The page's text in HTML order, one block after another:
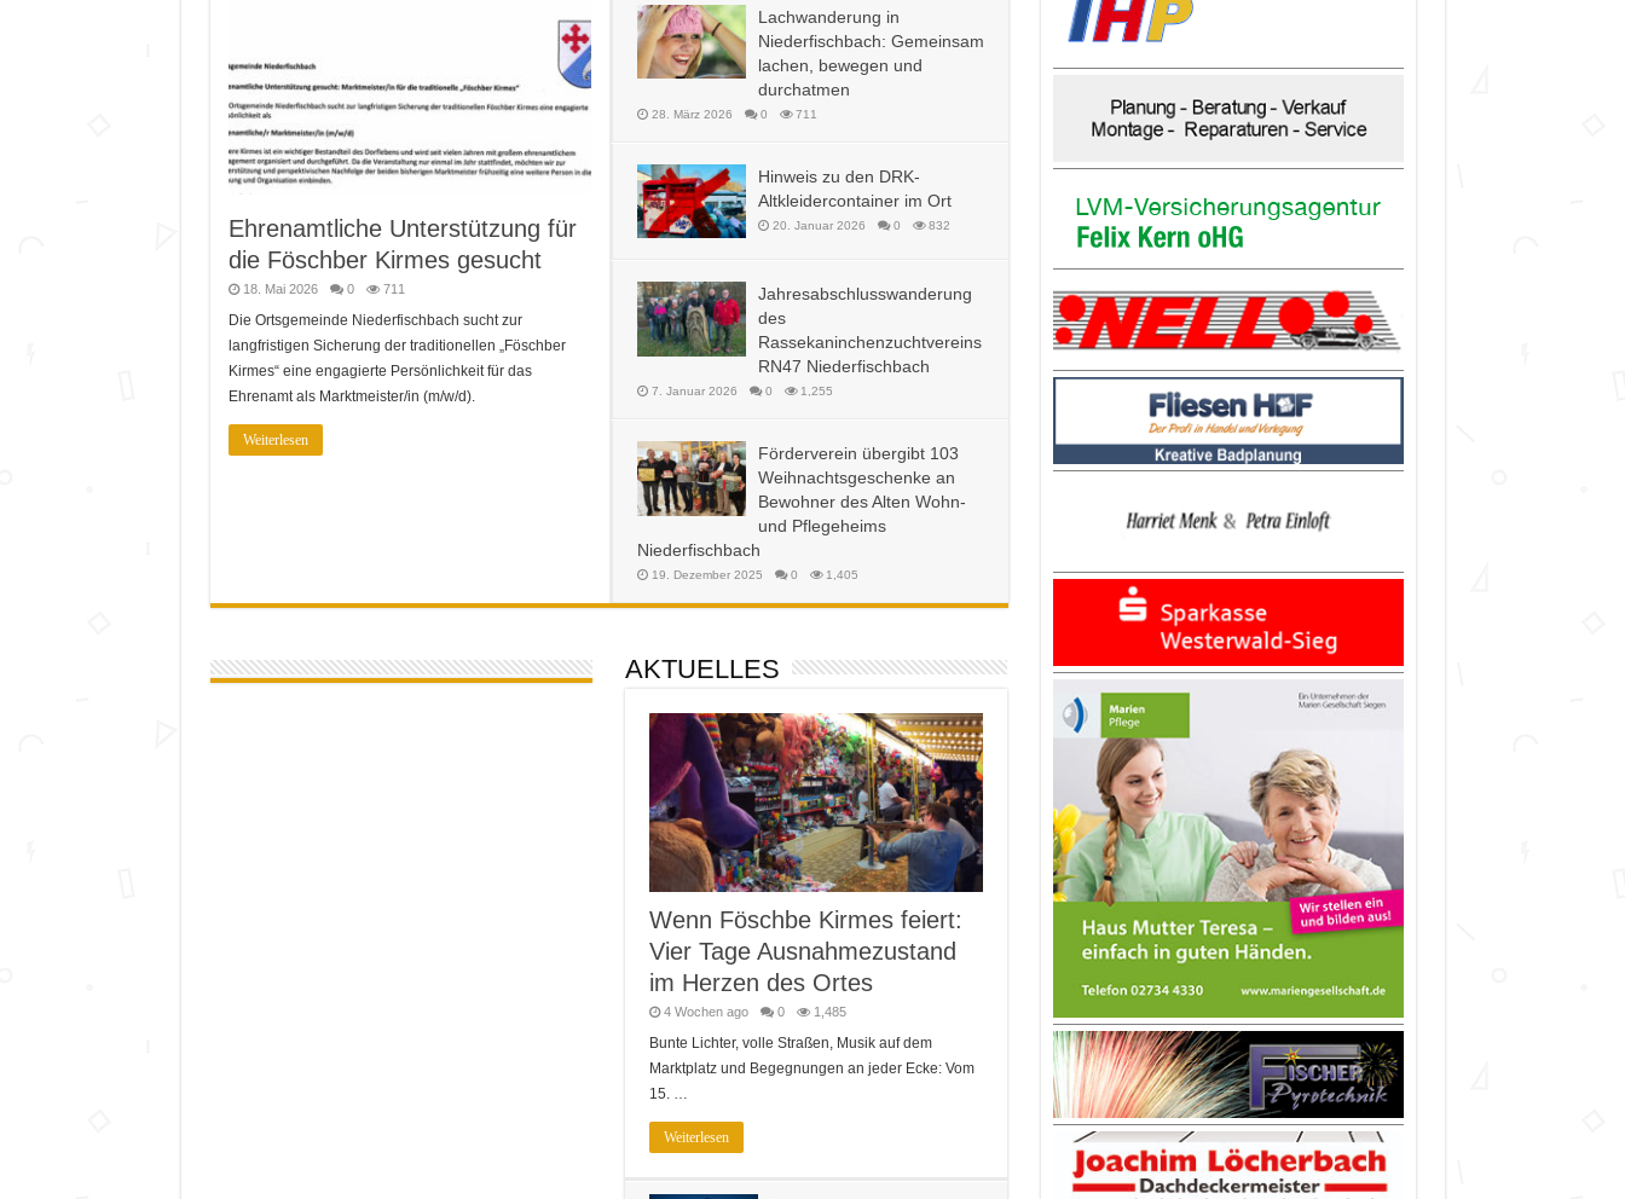
Ehrenamtliche Unterstützung für
die Föschber Kirmes gesucht
18. Mai 2026 0 711
Die Ortsgemeinde Niederfischbach sucht zur
langfristigen Sicherung der traditionellen „Föschber
Kirmes“ eine engagierte Persönlichkeit für das
Ehrenamt als Marktmeister/in (m/w/d).
Weiterlesen
Lachwanderung in
Niederfischbach: Gemeinsam
lachen, bewegen und
durchatmen
28. März 2026 0 711
Hinweis zu den DRK-
Altkleidercontainer im Ort
20. Januar 2026 0 832
Jahresabschlusswanderung
des
Rassekaninchenzuchtvereins
RN47 Niederfischbach
7. Januar 2026 0 1,255
Förderverein übergibt 103
Weihnachtsgeschenke an
Bewohner des Alten Wohn-
und Pflegeheims
Niederfischbach
19. Dezember 2025 0 1,405
AKTUELLES
Wenn Föschbe Kirmes feiert:
Vier Tage Ausnahmezustand
im Herzen des Ortes
4 Wochen ago 0 1,485
Bunte Lichter, volle Straßen, Musik auf dem
Marktplatz und Begegnungen an jeder Ecke: Vom
15. …
Weiterlesen